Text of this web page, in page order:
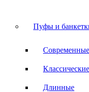
Пуфы и
Современные
Классические
Длинные